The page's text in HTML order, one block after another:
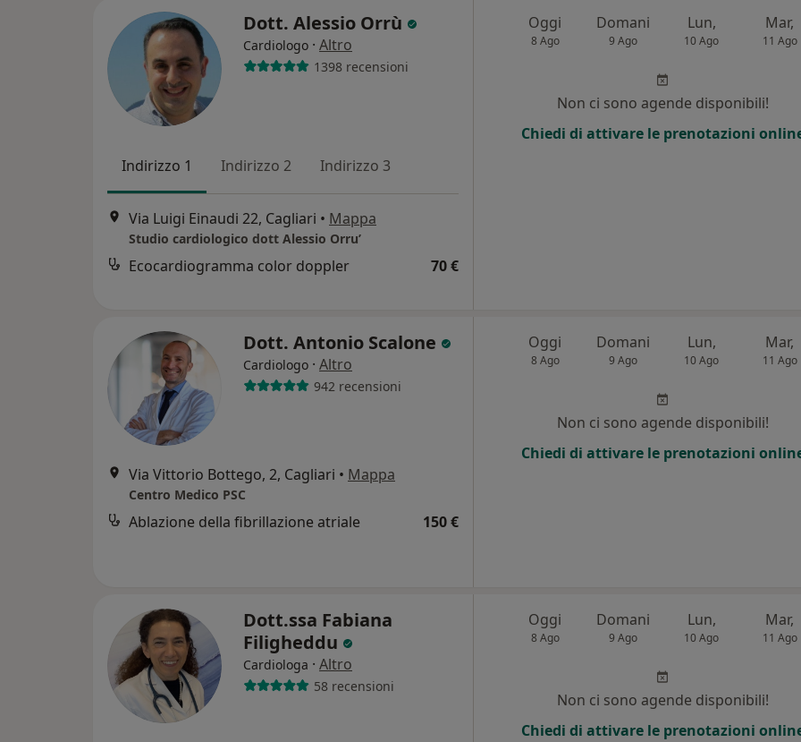
Dott. Alessio Orrù
Cardiologo · Altro
1398 recensioni
Indirizzo 1 Indirizzo 2 Indirizzo 3
Via Luigi Einaudi 22, Cagliari • Mappa
Studio cardiologico dott Alessio Orru’
Ecocardiogramma color doppler 70 €
Oggi
8 Ago
Domani
9 Ago
Lun,
10 Ago
Mar,
11 Ago
Non ci sono agende disponibili!
Chiedi di attivare le prenotazioni
Dott. Antonio Scalone
Cardiologo · Altro
942 recensioni
Via Vittorio Bottego, 2, Cagliari • Mappa
Centro Medico PSC
Ablazione della fibrillazione atriale 150 €
Oggi
8 Ago
Domani
9 Ago
Lun,
10 Ago
Mar,
11 Ago
Non ci sono agende disponibili!
Chiedi di attivare le prenotazioni
Dott.ssa Fabiana
Filigheddu
Cardiologa · Altro
58 recensioni
Oggi
8 Ago
Domani
9 Ago
Lun,
10 Ago
Mar,
11 Ago
Non ci sono agende disponibili!
Chiedi di attivare le prenotazioni